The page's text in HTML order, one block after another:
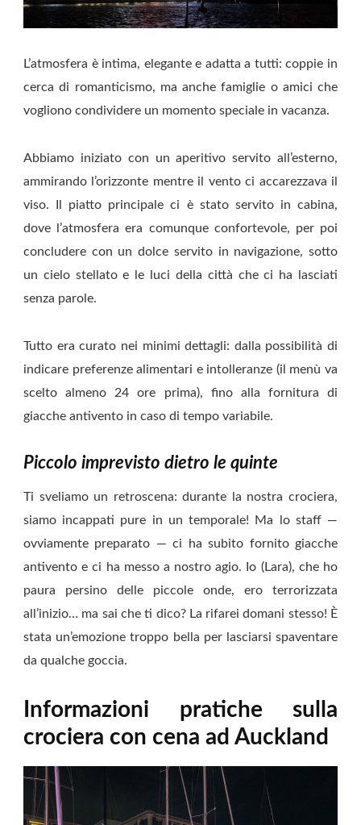
L’atmosfera è intima, elegante e adatta a tutti: coppie in
cerca di romanticismo, ma anche famiglie o amici che
vogliono condividere un momento speciale in vacanza.
Abbiamo iniziato con un aperitivo servito all’esterno,
ammirando l’orizzonte mentre il vento ci accarezzava il
viso. Il piatto principale ci è stato servito in cabina,
dove l’atmosfera era comunque confortevole, per poi
concludere con un dolce servito in navigazione, sotto
un cielo stellato e le luci della città che ci ha lasciati
senza parole.
Tutto era curato nei minimi dettagli: dalla possibilità di
indicare preferenze alimentari e intolleranze (il menù va
scelto almeno 24 ore prima), fino alla fornitura di
giacche antivento in caso di tempo variabile.
Piccolo imprevisto dietro le quinte
Ti sveliamo un retroscena: durante la nostra crociera,
siamo incappati pure in un temporale! Ma lo staff —
ovviamente preparato — ci ha subito fornito giacche
antivento e ci ha messo a nostro agio. Io (Lara), che ho
paura persino delle piccole onde, ero terrorizzata
all’inizio… ma sai che ti dico? La rifarei domani stesso! È
stata un’emozione troppo bella per lasciarsi spaventare
da qualche goccia.
Informazioni pratiche sulla
crociera con cena ad Auckland